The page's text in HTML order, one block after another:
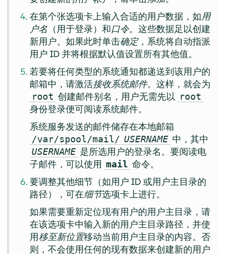
在第个张选项卡上输入合适的用户数据，如用
户名 （用于登录）和口令。这些数据足以创建
新用户。如果此时单击确定，系统将自动指派
用户 ID 并将根据默认值设置所有其他值。
若要将任何类型的系统通知都递送到该用户的
邮箱中，请激活接收系统邮件。这样，就会为
root 创建邮件别名，用户无需先以 root
身份登录便可阅读系统邮件。
系统服务发送的邮件储存在本地邮箱
/var/spool/mail/ USERNAME 中，其中
USERNAME 是所选用户的登录名。要阅读电
子邮件，可以使用 mail 命令。
要调整其他细节（如用户 ID 或用户主目录的
路径），可在细节选项卡上进行。
如果需要重新定位现有用户的用户主目录，请
在该选项卡中输入新的用户主目录路径，并使
用移至新位置移动当前用户主目录的内容。否
则，不会使用任何的现有数据来创建新的用户